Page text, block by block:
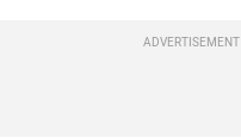
ADVERTISEMENT